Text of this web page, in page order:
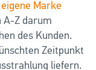
Marke
A-Z darum
des Kunden.
Zeitpunkt
liefern.